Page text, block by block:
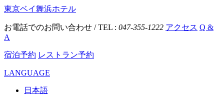
東京ベイ舞浜ホテル
お電話でのお問い合わせ / TEL : 047-355-1222 アクセス Q &
A
宿泊予約 レストラン予約
LANGUAGE
日本語